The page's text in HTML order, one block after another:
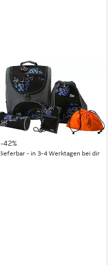
ARTRA
Schulranzen Schulranzen Set
Alaska Schulrucksack
Sportrucksack Rucksack grau
(5-tlg)
69,00 €
UVP119,00 €
-42%
lieferbar - in 3-4 Werktagen bei dir